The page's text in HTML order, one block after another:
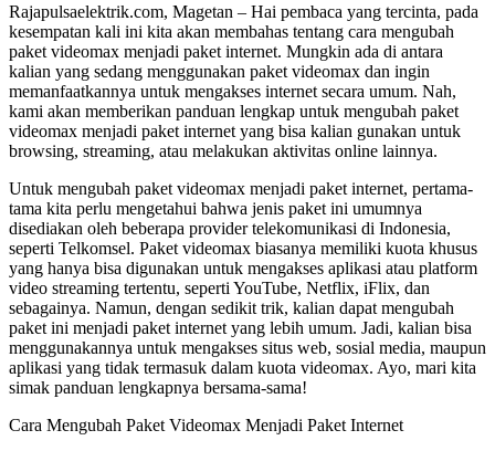
Rajapulsaelektrik.com, Magetan – Hai pembaca yang tercinta, pada
kesempatan kali ini kita akan membahas tentang cara mengubah
paket videomax menjadi paket internet. Mungkin ada di antara
kalian yang sedang menggunakan paket videomax dan ingin
memanfaatkannya untuk mengakses internet secara umum. Nah,
kami akan memberikan panduan lengkap untuk mengubah paket
videomax menjadi paket internet yang bisa kalian gunakan untuk
browsing, streaming, atau melakukan aktivitas online lainnya.
Untuk mengubah paket videomax menjadi paket internet, pertama-
tama kita perlu mengetahui bahwa jenis paket ini umumnya
disediakan oleh beberapa provider telekomunikasi di Indonesia,
seperti Telkomsel. Paket videomax biasanya memiliki kuota khusus
yang hanya bisa digunakan untuk mengakses aplikasi atau platform
video streaming tertentu, seperti YouTube, Netflix, iFlix, dan
sebagainya. Namun, dengan sedikit trik, kalian dapat mengubah
paket ini menjadi paket internet yang lebih umum. Jadi, kalian bisa
menggunakannya untuk mengakses situs web, sosial media, maupun
aplikasi yang tidak termasuk dalam kuota videomax. Ayo, mari kita
simak panduan lengkapnya bersama-sama!
Cara Mengubah Paket Videomax Menjadi Paket Internet